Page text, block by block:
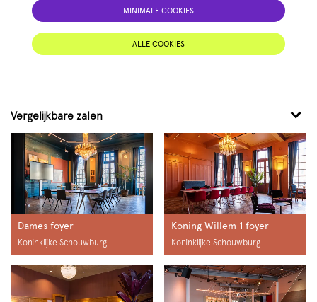
MINIMALE COOKIES
ALLE COOKIES
Vergelijkbare zalen
Dames foyer
Koninklijke Schouwburg
Koning Willem 1 foyer
Koninklijke Schouwburg